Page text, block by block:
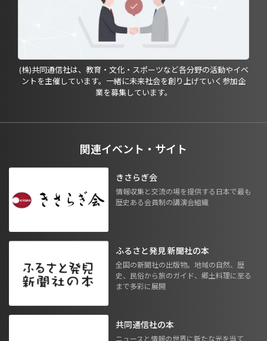
(株)共同通信社は、教育・文化・スポーツなど各分野の活動やイベ
ントを主催しています。一緒に未来社会を創り上げていく参加企
業を募集しています。
関連イベント・サイト
きさらぎ会
情報収集と交流の場を提供する日本で最も
歴史ある会員制の講演会組織
ふるさと発見 新聞社の本
全国の新聞社の出版物。地域の自然、歴
史、民俗から旅のガイド、郷土料理に至る
まで多彩に展開
共同通信社の本
ニュースと情報の世界に新たな光を当て